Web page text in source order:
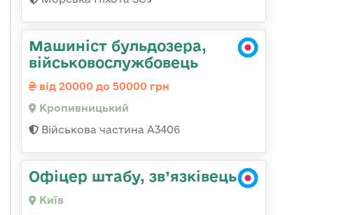
Машиніст бульдозера,
військовослужбовець
від 20000 до 50000 грн
Кропивницький
Військова частина А3406
Офіцер штабу, зв’язківець
Київ